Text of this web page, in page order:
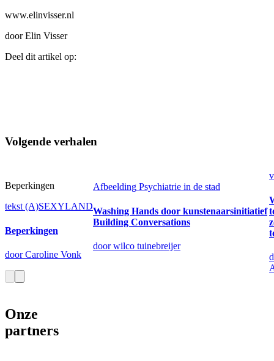
www.elinvisser.nl
door Elin Visser
Deel dit artikel op:
Volgende verhalen
Beperkingen
tekst (A)SEXYLAND
Beperkingen
door Caroline Vonk
Afbeelding Psychiatrie in de stad
Washing Hands door kunstenaarsinitiatief
Building Conversations
door wilco tuinebreijer
Onze
partners